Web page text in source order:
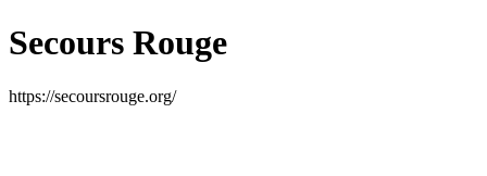
Secours Rouge
https://secoursrouge.org/